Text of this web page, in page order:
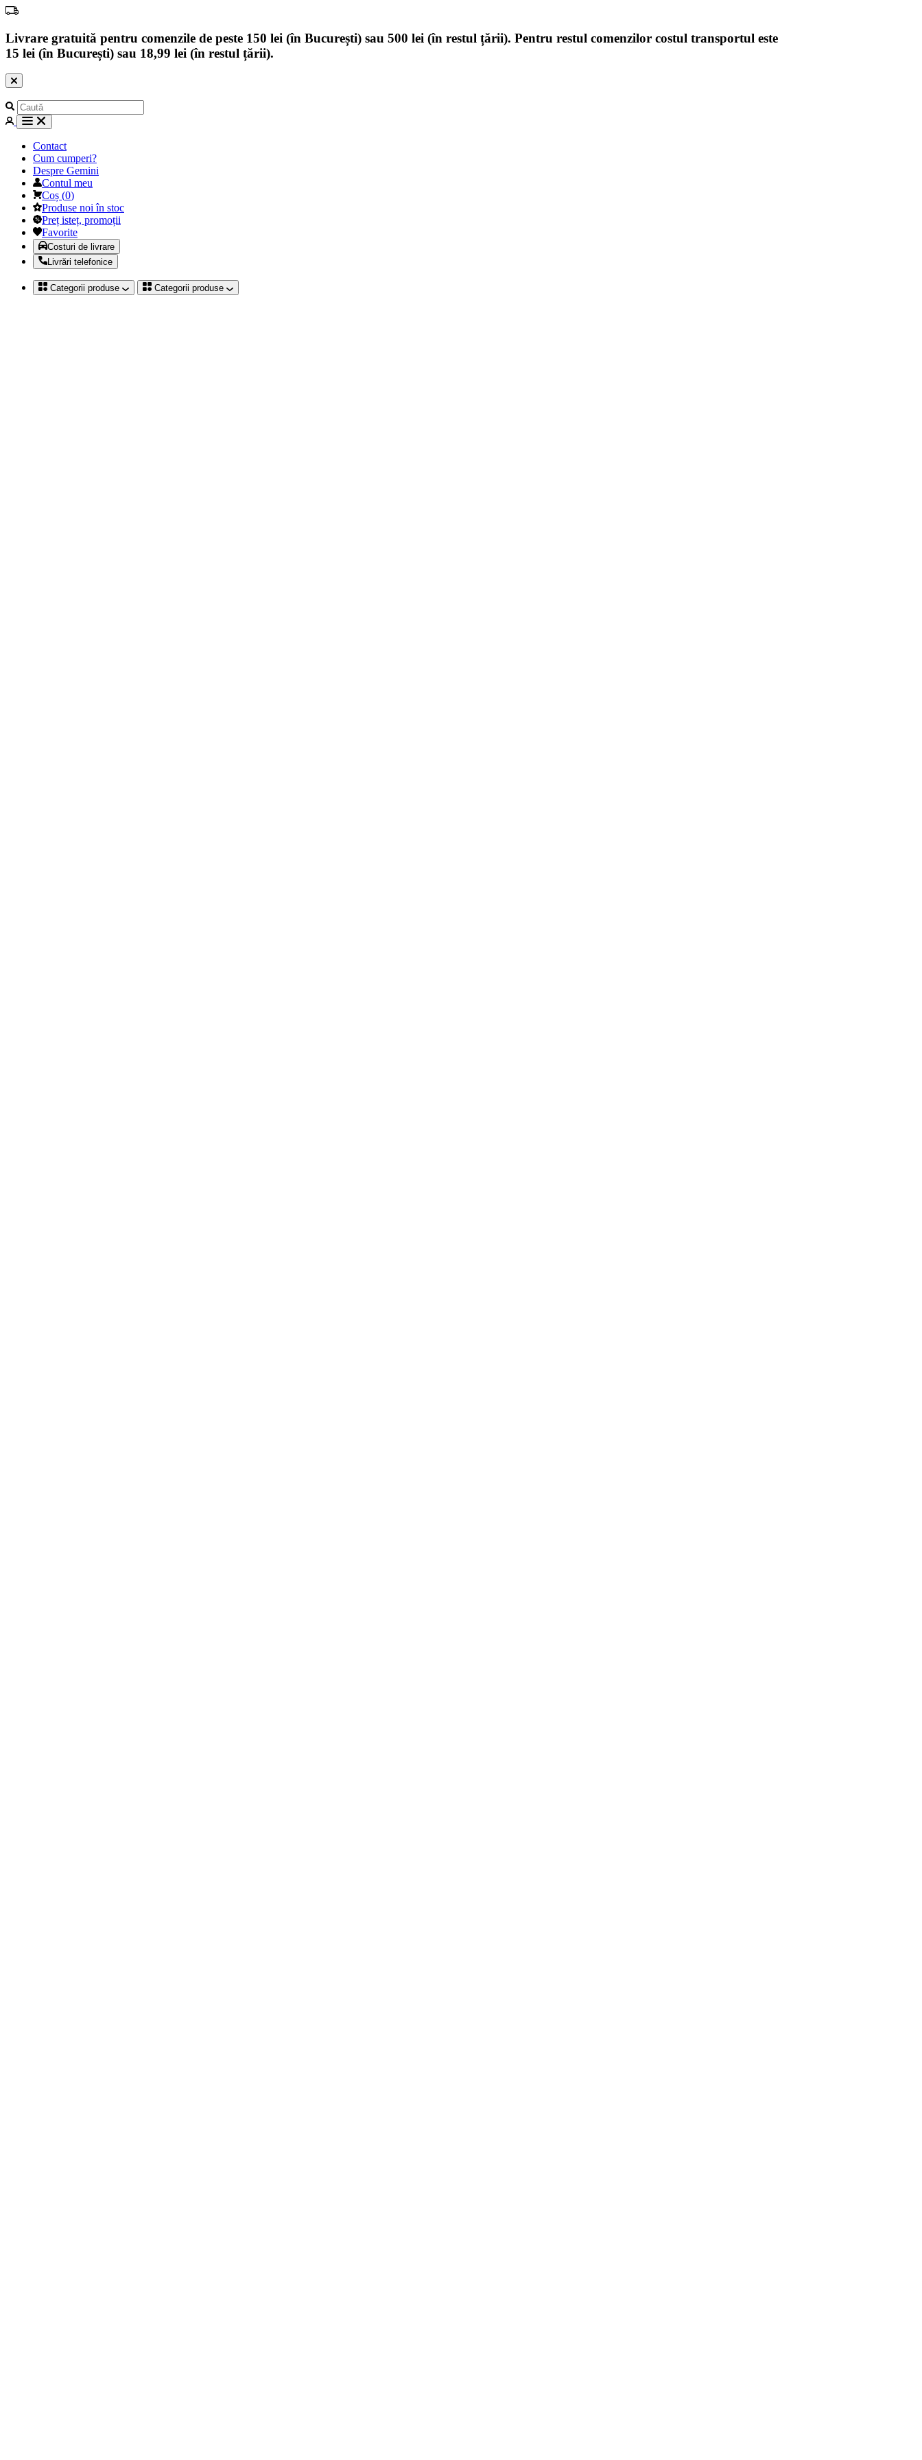
Livrare gratuită pentru comenzile de peste 150 lei (în București) sau 500 lei (în restul țării). Pentru restul comenzilor costul transportul este
15 lei (în București) sau 18,99 lei (în restul țării).
Contact
Cum cumperi?
Despre Gemini
Contul meu
Coș (0)
Produse noi în stoc
Preț isteț, promoții
Favorite
Costuri de livrare
Livrări telefonice
Categorii produse Categorii produse